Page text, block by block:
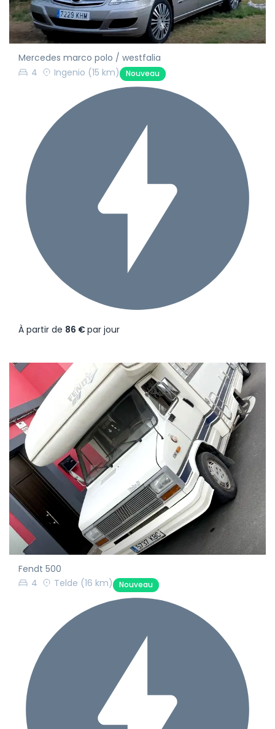
Mercedes marco polo / westfalia
4
Ingenio (15 km) Nouveau
À partir de 86 €par jour
Fendt 500
4
Telde (16 km) Nouveau